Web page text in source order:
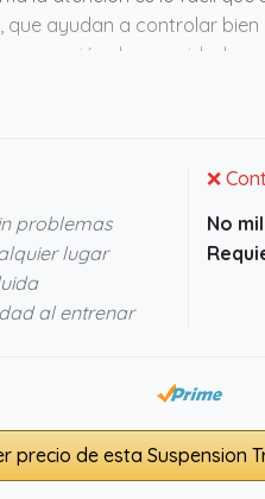
que ayudan a controlar
sensación de seguridad y
bolsa para transportarlo sin
problemas
lugar
al entrenar
❌
No
precio de esta Suspension